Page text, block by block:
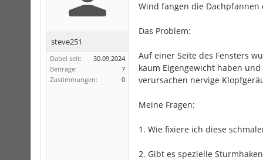
steve251
Dabei seit:
30.09.2024
Beiträge:
7
Zustimmungen:
0
Wind fangen die
Das Problem:
Auf einer Seite des Fensters
kaum Eigengewicht haben
verursachen nervige
Meine Fragen:
1. Wie fixiere ich diese
2. Gibt es spezielle